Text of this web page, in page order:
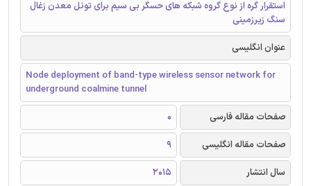
استقرار گره از نوع گروه شبکه های حسگر بی سیم برای تونل معدن زغال
سنگ زیرزمینی
عنوان انگلیسی
Node deployment of band-type wireless sensor network for
underground coalmine tunnel
صفحات مقاله فارسی
0
صفحات مقاله انگلیسی
9
سال انتشار
2015